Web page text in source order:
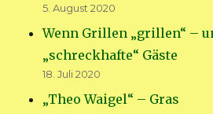
5. August 2020
Wenn Grillen „grillen“ –
„schreckhafte“ Gäste
18. Juli 2020
„Theo Waigel“ – Gras